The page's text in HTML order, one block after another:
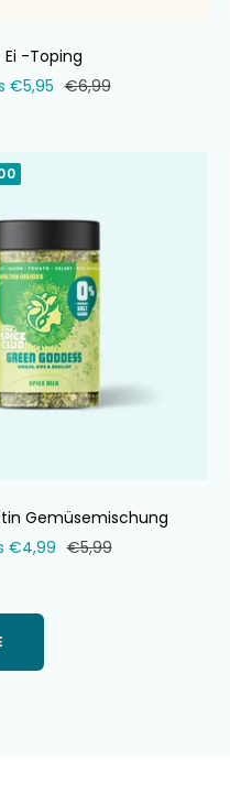
Ei -Toping
€5,95 Normaler
€6,99
Gemüsemischung
€4,99 Normaler
€5,99